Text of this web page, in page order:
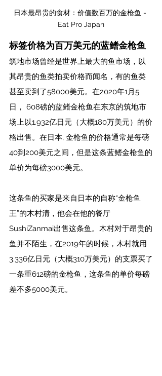
日本最昂贵的食材：价值数百万的金枪鱼 -
Eat Pro Japan
标签价格为百万美元的蓝鳍金枪鱼
筑地市场曾经是世界上最大的鱼市场，以
其昂贵的鱼类拍卖价格而闻名，有的鱼类
甚至卖到了58000美元。在2020年1月5
日， 608磅的蓝鳍金枪鱼在东京的筑地市
场上以1.932亿日元（大概180万美元）的价
格出售。在日本, 金枪鱼的价格通常是每磅
40到200美元之间，但是这条蓝鳍金枪鱼的
单价为每磅3000美元。
这条鱼的买家是来自日本的自称“金枪鱼
王”的木村清，他会在他的餐厅
SushiZanmai出售这条鱼。木村对于昂贵的
鱼并不陌生，在2019年的时候，木村就用
3.336亿日元（大概310万美元）的支票买了
一条重612磅的金枪鱼，这条鱼的单价每磅
差不多5000美元。